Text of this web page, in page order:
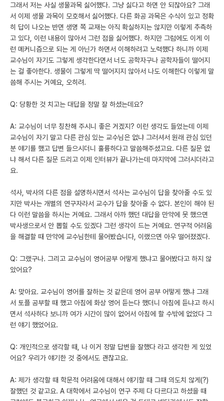
그래서 저는 사실 생물과목 싫어했다. 그냥 싫다고 하면 안 되잖아요? 그래
서 이제 생물 과목이 모호해서 싫어했다. 다른 화공 과목은 수식이 있고 정확
히 답이 나오는 반면 생명 쪽 교재는 아직 확실하지는 않지만 이렇게 추측하
고 있다, 이런 내용이 많아서 그런 점을 싫어했다. 하지만 그럼에도 이게 이
런 메커니즘으로 되는 게 아닌가 하면서 이해하려고 노력했다 하니까 이제
교수님이 자기도 그렇게 생각한다면서 너도 공학자구나 공학자들이 떨어지
는 걸 좋아한다. 생물이 그렇게 딱 떨어지지 않아서 나도 이해한다 이렇게 말
씀해 주시는 거예요, 오히려.
Q: 당황한 것 치고는 대답을 정말 잘 하셨는데요?
A: 교수님이 너무 칭찬해 주시니 좋은 거겠지? 이런 생각도 들었는데 이제
교수님이 자기 말고 다른 관심 있는 교수님은 없냐 그러셔서 원래 관심 있던
분 얘기를 했고 답변 들으시더니 훌륭하다고 말씀해주셨고요. 다른 질문 없
냐 해서 다른 질문 드리고 이제 인터뷰가 끝나가는데 마지막에 그러시더라고
요.
석사, 박사의 다른 점을 설명하시면서 석사는 교수님이 답을 찾아줄 수도 있
지만 박사는 개별의 연구자라서 교수가 답을 찾아줄 수 없다. 본인이 해야 된
다 이런 말씀을 하시는 거예요. 그래서 아까 했던 대답을 만약에 못 했으면
박사생으로서 안 뽑힐 수도 있겠다 그런 생각이 드는 거예요. 연구적 어려움
을 해결할 때 만약에 교수님한테 물어봤습니다, 이랬으면 아우 떨어졌겠다.
Q: 그랬구나. 그리고 교수님이 영어공부 어떻게 했냐고 물어봤다고 하지 않
았어요?
A: 맞아요. 교수님이 영어를 잘하는 것 같은데 영어 공부 어떻게 했냐 그래
서 토플 공부할 때 했고 아침에 화상 영어 듣는다 했더니 아침에 듣냐고 하시
면서 석사하다 보니까 여가 시간이 많이 없어서 아침에 할 수밖에 없었다 그
런 얘기 했었어요.
Q: 개인적으로 생각할 때, 나 이거 정말 답변을 잘했다 라고 생각한 게 있었
어요? 우리가 얘기한 것 중에서도 괜찮고요.
A: 제가 생각할 때 학문적 어려움에 대해서 얘기할 때 그때 의도치 않게(?)
잘했던 것 같고요. A 대학에서 교수님이 연구 주제 다 다르다고 하셨을 때